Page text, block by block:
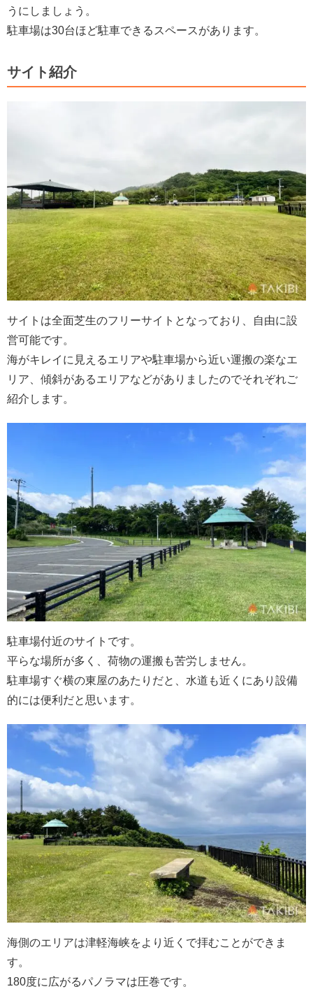
うにしましょう。
駐車場は30台ほど駐車できるスペースがあります。
サイト紹介
サイトは全面芝生のフリーサイトとなっており、自由に設
営可能です。
海がキレイに見えるエリアや駐車場から近い運搬の楽なエ
リア、傾斜があるエリアなどがありましたのでそれぞれご
紹介します。
駐車場付近のサイトです。
平らな場所が多く、荷物の運搬も苦労しません。
駐車場すぐ横の東屋のあたりだと、水道も近くにあり設備
的には便利だと思います。
海側のエリアは津軽海峡をより近くで拝むことができま
す。
180度に広がるパノラマは圧巻です。